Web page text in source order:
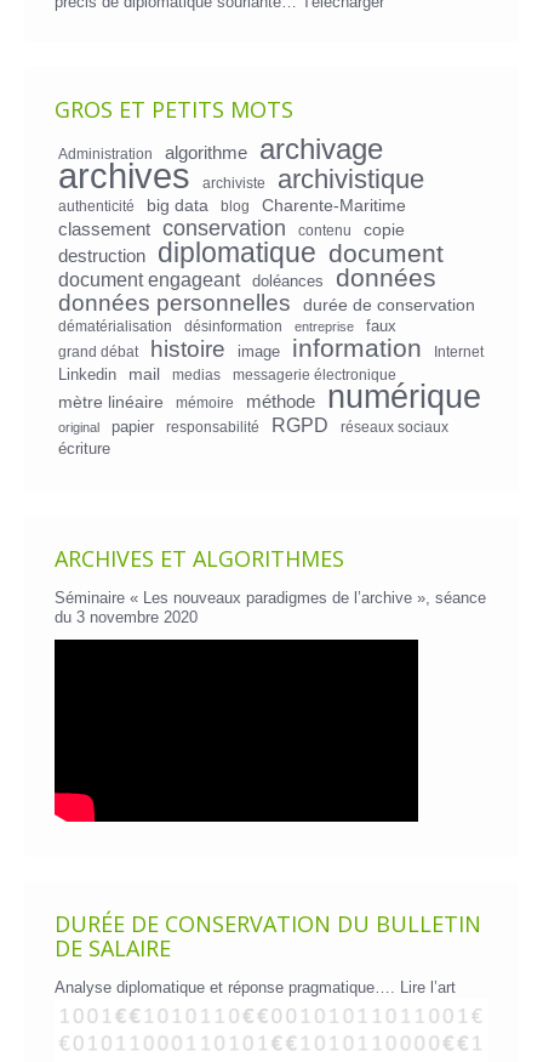
GROS ET PETITS MOTS
Administration algorithme archivage
archives archiviste archivistique
authenticité big data blog
Charente-Maritime
classement
conservation contenu
copie
destruction
diplomatique document
document engageant doléances données
données personnelles durée de conservation
dématérialisation désinformation entreprise faux
grand débat histoire image information Internet
Linkedin mail medias messagerie électronique
mètre linéaire mémoire méthode numérique
original papier responsabilité RGPD réseaux sociaux
écriture
ARCHIVES ET ALGORITHMES
Séminaire « Les nouveaux paradigmes de l’archive », séance
du 3 novembre 2020
DURÉE DE CONSERVATION DU BULLETIN
DE SALAIRE
Analyse diplomatique et réponse pragmatique…. Lire l’art